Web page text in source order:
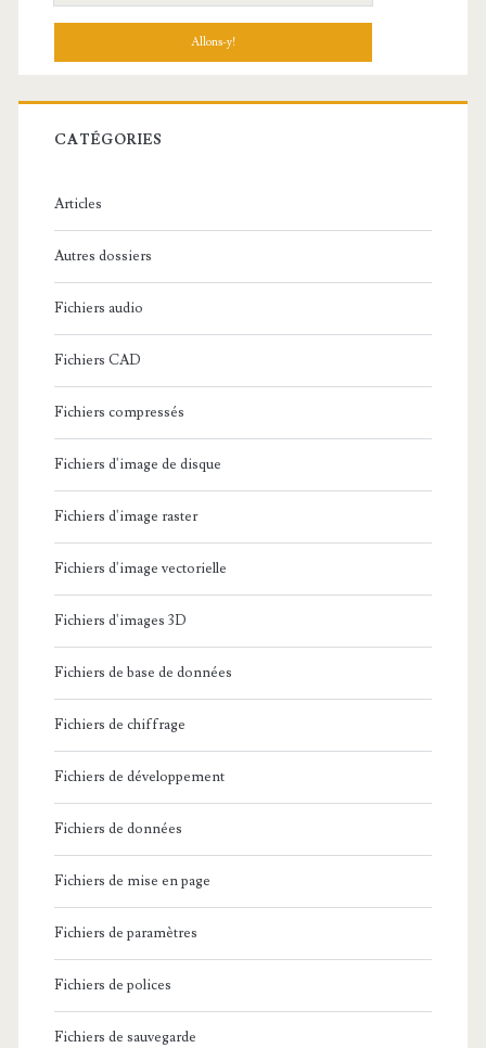
e
h
r
c
:
CATÉGORIES
Articles
Autres dossiers
Fichiers audio
Fichiers CAD
Fichiers compressés
Fichiers d'image de disque
Fichiers d'image raster
Fichiers d'image vectorielle
Fichiers d'images 3D
Fichiers de base de données
Fichiers de chiffrage
Fichiers de développement
Fichiers de données
Fichiers de mise en page
Fichiers de paramètres
Fichiers de polices
Fichiers de sauvegarde